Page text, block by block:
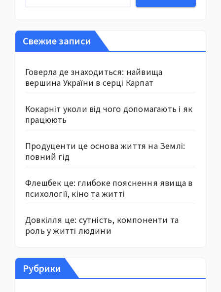
Свежие записи
Говерла де знаходиться: найвища
вершина України в серці Карпат
Кокарніт уколи від чого допомагають і як
працюють
Продуценти це основа життя на Землі:
повний гід
Флешбек це: глибоке пояснення явища в
психології, кіно та житті
Довкілля це: сутність, компоненти та
роль у житті людини
Рубрики